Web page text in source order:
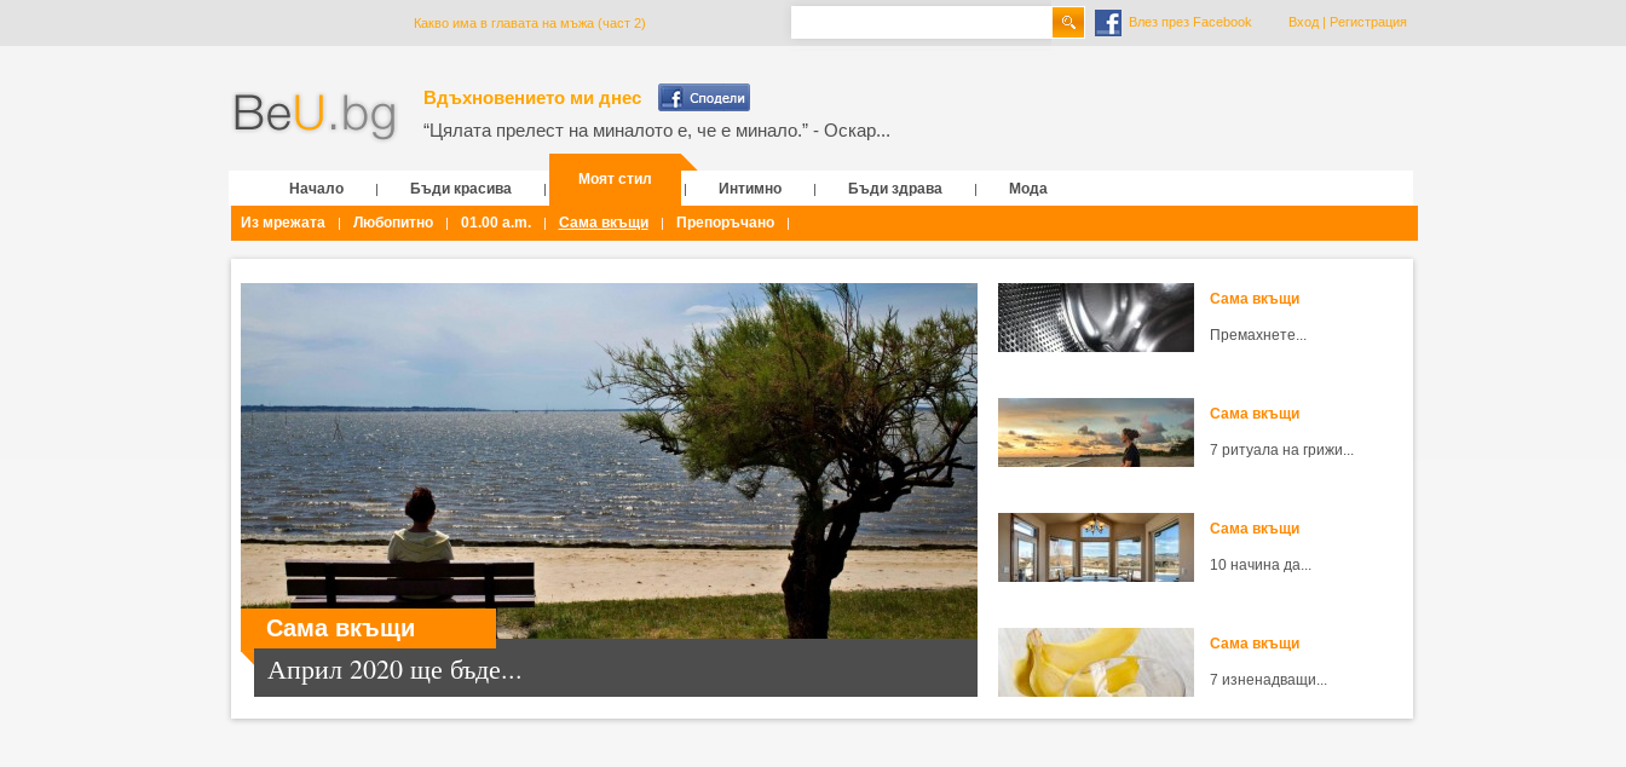
Какво има в главата на мъжа (част 2) Влез през Facebook Вход| Регистрация
Вдъхновението ми днес
“Цялата прелест на миналото е, че е минало.” - Оскар...
Начало | Бъди красива |
Моят стил
| Интимно | Бъди здрава |
Мода
Из мрежата
| Любопитно | 01.00 a.m. | Сама вкъщи | Препоръчано |
Сама вкъщи
Април 2020 ще бъде...
Сама вкъщи
Премахнете...
Сама вкъщи
7 ритуала на грижи...
Сама вкъщи
10 начина да...
Сама вкъщи
7 изненадващи...